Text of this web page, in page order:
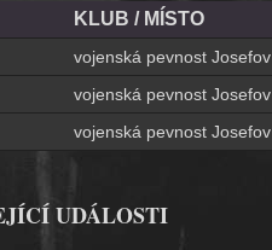
KLUB / MÍSTO
vojenská pevnost Josefov
vojenská pevnost Josefov
vojenská pevnost Josefov
UDÁLOSTI